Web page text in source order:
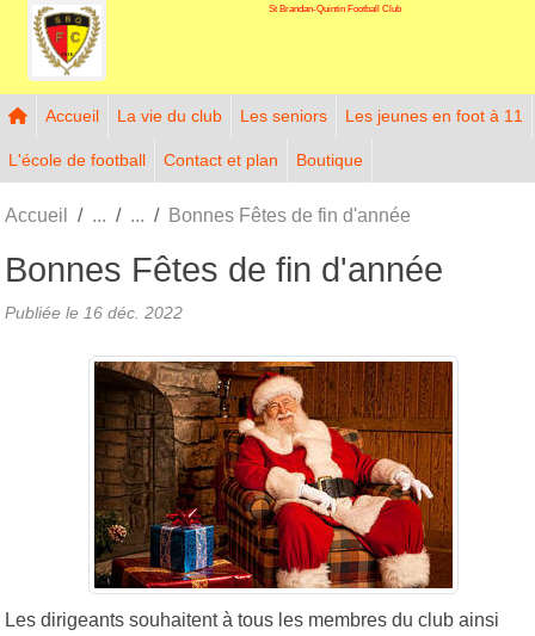
St Brandan-Quintin Football Club
Accueil La vie du club Les seniors Les jeunes en foot à 11
L'école de football Contact et plan Boutique
Accueil Bonnes Fêtes de fin d'année
Bonnes Fêtes de fin d'année
Publiée le 16 déc. 2022
Les dirigeants souhaitent à tous les membres du club ainsi
Panneau de gestion des cookies